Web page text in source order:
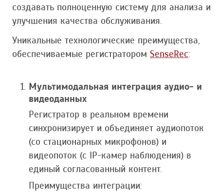
создавать полноценную систему для анализа и
улучшения качества обслуживания.
Уникальные технологические преимущества,
обеспечиваемые регистратором SenseRec:
Мультимодальная интеграция аудио- и
видеоданных
Регистратор в реальном времени
синхронизирует и объединяет аудиопоток
(со стационарных микрофонов) и
видеопоток (с IP-камер наблюдения) в
единый согласованный контент.
Преимущества интеграции: